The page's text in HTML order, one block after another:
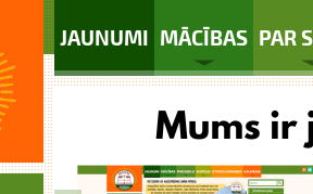
JAUNUMI MĀCĪBAS PAR